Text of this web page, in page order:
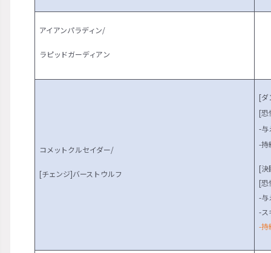
アイアンパラディン/
ラピッドガーディアン
コメットクルセイダー/
[チェンジ]バーストウルフ
[ダ
[恐
-与
-持
[決
[恐
-与
-ス
-持